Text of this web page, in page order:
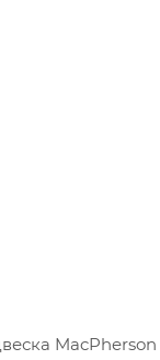
MacPherson